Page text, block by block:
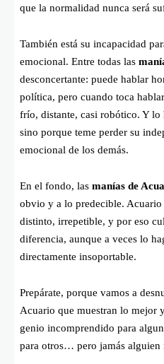
que la normalidad nunca será
También está su incapacidad
emocional. Entre todas las
desconcertante: puede hablar
política, pero cuando toca
frío, distante, casi robótico. Y lo
sino porque teme perder su
emocional de los demás.
En el fondo, las manías de
obvio y a lo predecible. Acuario
distinto, irrepetible, y por eso
diferencia, aunque a veces lo
directamente insoportable.
Prepárate, porque vamos a
Acuario que muestran lo mejor
genio incomprendido para
para otros… pero jamás alguien